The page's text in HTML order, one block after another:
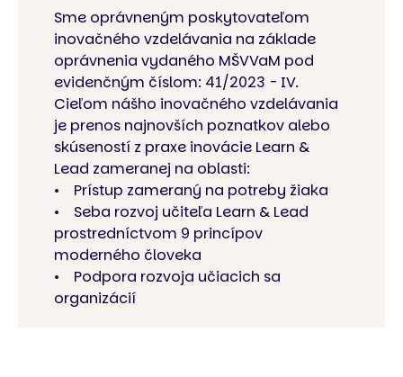
Sme oprávneným poskytovateľom
inovačného vzdelávania na základe
oprávnenia vydaného MŠVVaM pod
evidenčným číslom: 41/2023 - IV.
Cieľom nášho inovačného vzdelávania
je prenos najnovších poznatkov alebo
skúseností z praxe inovácie Learn &
Lead zameranej na oblasti:
• Prístup zameraný na potreby žiaka
• Seba rozvoj učiteľa Learn & Lead
prostredníctvom 9 princípov
moderného človeka
• Podpora rozvoja učiacich sa
organizácií